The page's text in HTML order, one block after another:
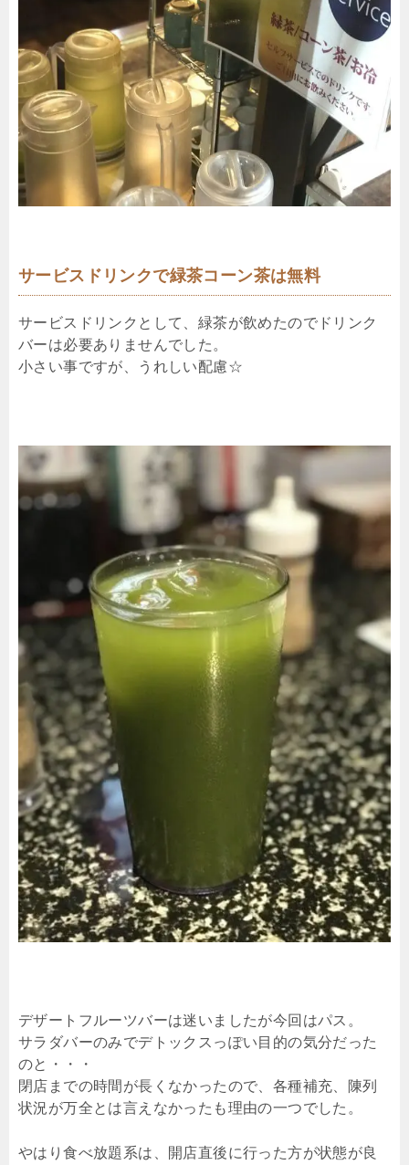
サービスドリンクで緑茶コーン茶は無料
サービスドリンクとして、緑茶が飲めたのでドリンク
バーは必要ありませんでした。
小さい事ですが、うれしい配慮☆
デザートフルーツバーは迷いましたが今回はパス。
サラダバーのみでデトックスっぽい目的の気分だった
のと・・・
閉店までの時間が長くなかったので、各種補充、陳列
状況が万全とは言えなかったも理由の一つでした。
やはり食べ放題系は、開店直後に行った方が状態が良